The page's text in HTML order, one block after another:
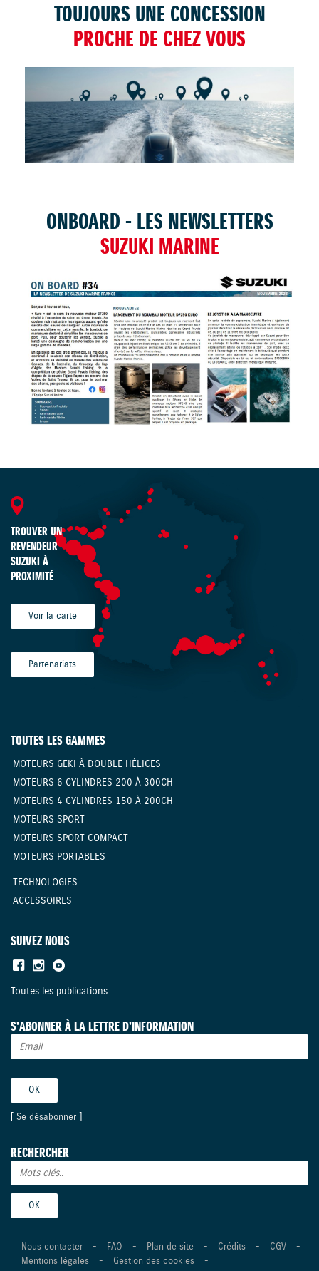
TOUJOURS UNE CONCESSION
PROCHE DE CHEZ VOUS
TROUVER UNE CONCESSION
ONBOARD - LES NEWSLETTERS
SUZUKI MARINE
TROUVER UN
REVENDEUR
SUZUKI À
PROXIMITÉ
Voir la carte
Partenariats
TOUTES LES GAMMES
MOTEURS GEKI À DOUBLE HÉLICES
MOTEURS 6 CYLINDRES 200 À 300CH
MOTEURS 4 CYLINDRES 150 À 200CH
MOTEURS SPORT
MOTEURS SPORT COMPACT
MOTEURS PORTABLES
TECHNOLOGIES
ACCESSOIRES
SUIVEZ NOUS
Toutes les publications
S'ABONNER À LA LETTRE D'INFORMATION
[ Se désabonner ]
RECHERCHER
Nous contacter - FAQ - Plan de site - Crédits - CGV
-
Mentions légales
- Gestion des cookies
-